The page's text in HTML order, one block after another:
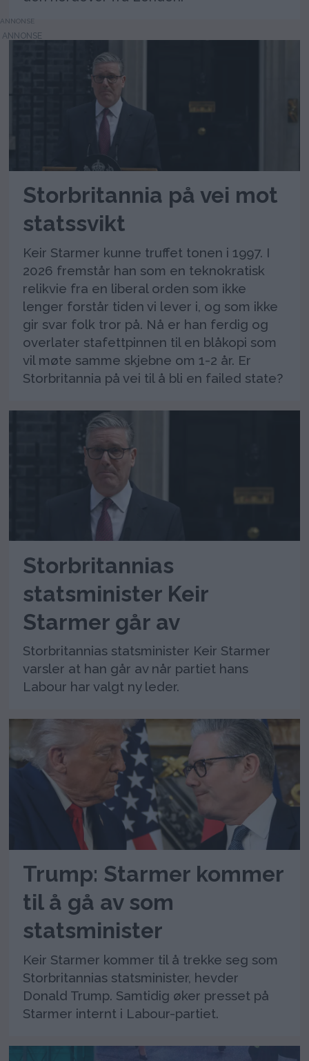
ANNONSE
Storbritannia på vei mot
statssvikt
Keir Starmer kunne truffet tonen i 1997. I
2026 fremstår han som en teknokratisk
relikvie fra en liberal orden som ikke
lenger forstår tiden vi lever i, og som ikke
gir svar folk tror på. Nå er han ferdig og
overlater stafettpinnen til en blåkopi som
vil møte samme skjebne om 1-2 år. Er
Storbritannia på vei til å bli en failed state?
Storbritannias
statsminister Keir
Starmer går av
Storbritannias statsminister Keir Starmer
varsler at han går av når partiet hans
Labour har valgt ny leder.
Trump: Starmer kommer
til å gå av som
statsminister
Keir Starmer kommer til å trekke seg som
Storbritannias statsminister, hevder
Donald Trump. Samtidig øker presset på
Starmer internt i Labour-partiet.